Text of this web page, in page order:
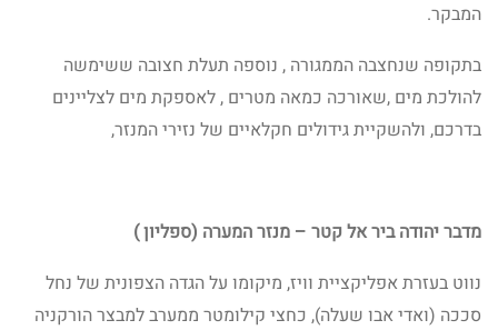
המבקר.
בתקופה שנחצבה הממגורה , נוספה תעלת חצובה ששימשה
להולכת מים ,שאורכה כמאה מטרים , לאספקת מים לצליינים
בדרכם, ולהשקיית גידולים חקלאיים של נזירי המנזר,
מדבר יהודה ביר אל קטר – מנזר המערה (ספליון )
נווט בעזרת אפליקציית וויז, מיקומו על הגדה הצפונית של נחל
סככה (ואדי אבו שעלה), כחצי קילומטר ממערב למבצר הורקניה